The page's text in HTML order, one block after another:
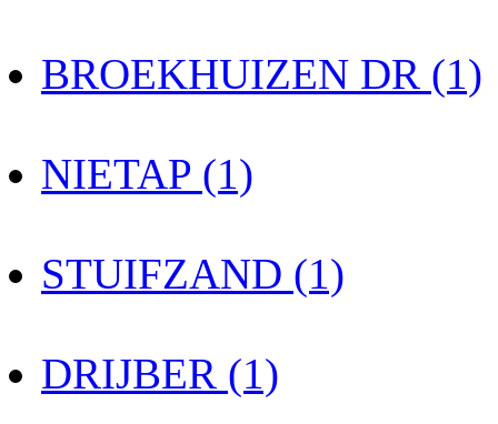
BROEKHUIZEN DR (1)
NIETAP (1)
STUIFZAND (1)
DRIJBER (1)